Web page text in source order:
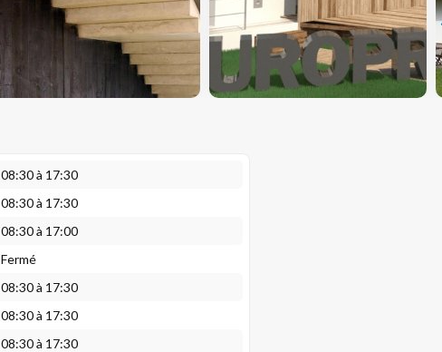
08:30 à 17:30
08:30 à 17:30
08:30 à 17:00
Fermé
08:30 à 17:30
08:30 à 17:30
08:30 à 17:30